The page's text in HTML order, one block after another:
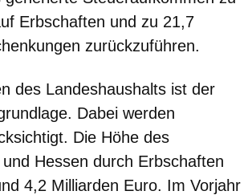
Erbschaften und zu 21,7
zurückzuführen.
des Landeshaushalts ist der
Dabei werden
Die Höhe des
Hessen durch Erbschaften
4,2 Milliarden Euro. Im Vorjahr